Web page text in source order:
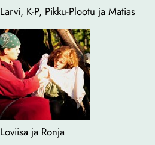
Larvi, K-P, Pikku-Plootu ja Matias
Loviisa ja Ronja